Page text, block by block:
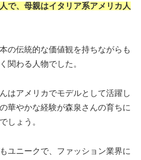
で、母親はイタリア系アメリカ人
の伝統的な価値観を持ちながらも
関わる人物でした。
はアメリカでモデルとして活躍し
華やかな経験が森泉さんの育ちに
しょう。
ユニークで、ファッション業界に